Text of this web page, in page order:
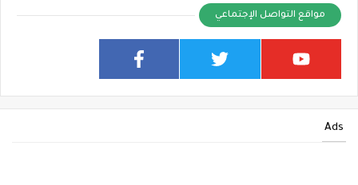
مواقع التواصل الإجتماعي
Ads